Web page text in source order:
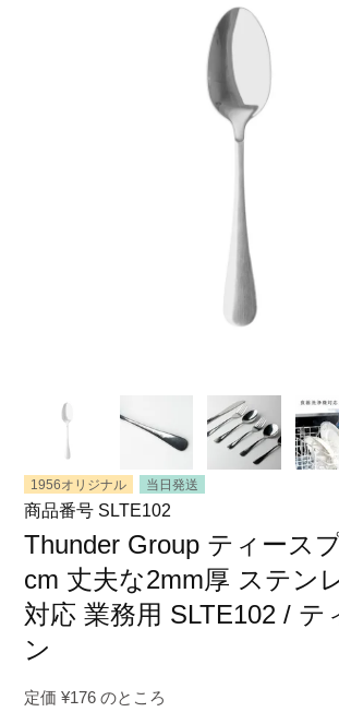
プライバシーポリシー
特定商取引法に関する表示
1956オリジナル 当日発送
商品番号 SLTE102
Thunder Group ティース
cm 丈夫な2mm厚 ステン
対応 業務用 SLTE102 / テ
ン
定価 ¥176 のところ